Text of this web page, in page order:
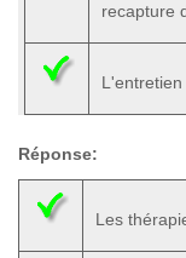
recapture
Réponse:
Les